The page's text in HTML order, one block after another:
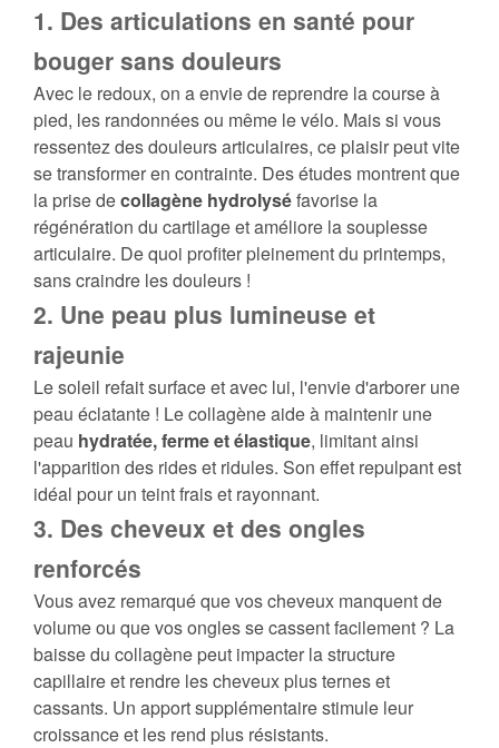
1. Des articulations en santé pour
bouger sans douleurs
Avec le redoux, on a envie de reprendre la course à
pied, les randonnées ou même le vélo. Mais si vous
ressentez des douleurs articulaires, ce plaisir peut vite
se transformer en contrainte. Des études montrent que
la prise decollagène hydrolyséfavorise la
régénération du cartilage et améliore la souplesse
articulaire. De quoi profiter pleinement du printemps,
sans craindre les douleurs !
2. Une peau plus lumineuse et
rajeunie
Le soleil refait surface et avec lui, l'envie d'arborer une
peau éclatante ! Le collagène aide à maintenir une
peau hydratée, ferme et élastique, limitant ainsi
l'apparition des rides et ridules. Son effet repulpant est
idéal pour un teint frais et rayonnant.
3. Des cheveux et des ongles
renforcés
Vous avez remarqué que vos cheveux manquent de
volume ou que vos ongles se cassent facilement ? La
baisse du collagène peut impacter la structure
capillaire et rendre les cheveux plus ternes et
cassants. Un apport supplémentaire stimule leur
croissance et les rend plus résistants.